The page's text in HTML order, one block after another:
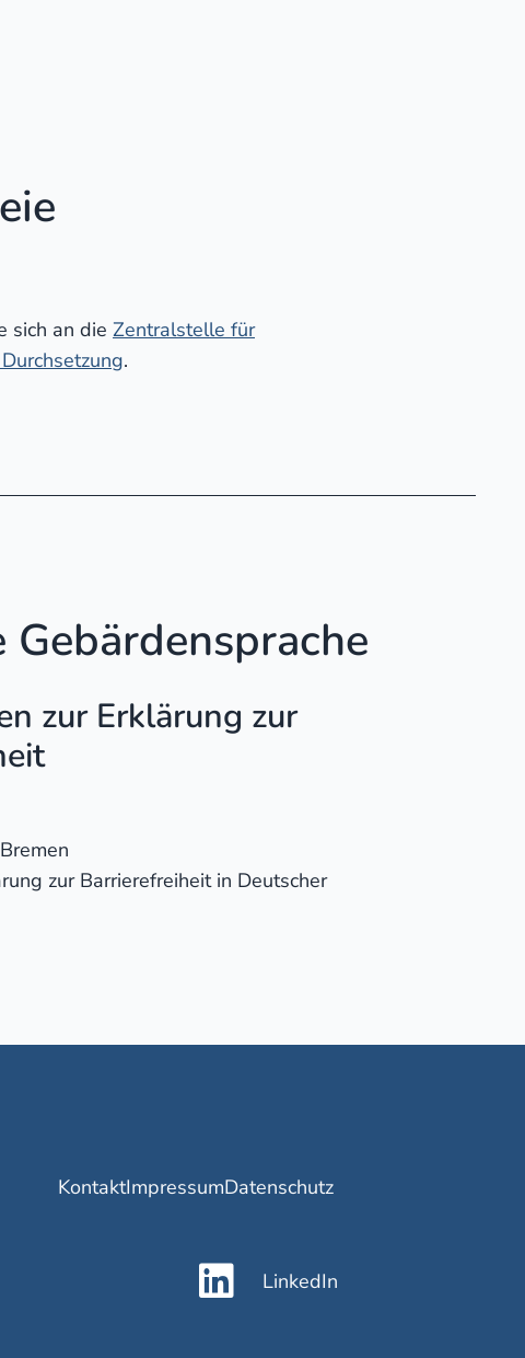
sich an die Zentralstelle für
.
Gebärdensprache
zur Erklärung zur
zur Barrierefreiheit in Deutscher
KontaktImpressumDatenschutz
LinkedIn